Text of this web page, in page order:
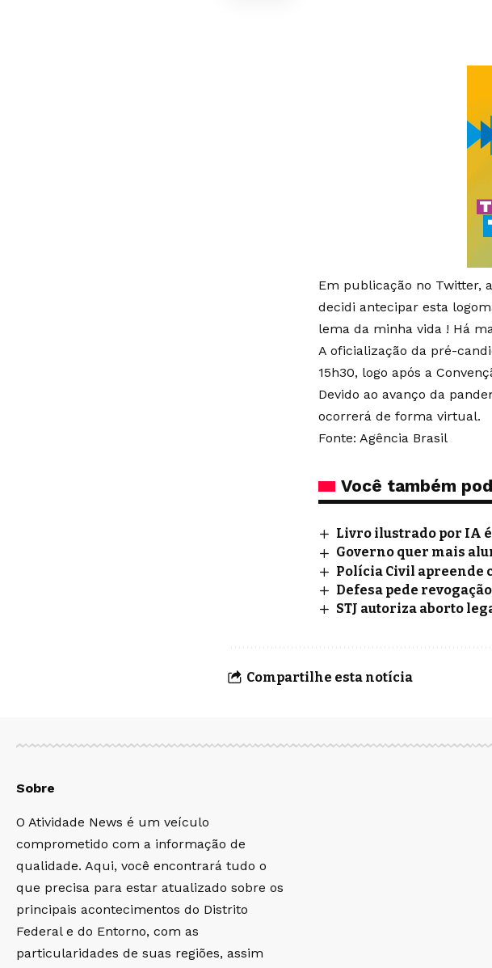
Em publicação no Twitter,
decidi antecipar esta
lema da minha vida ! Há
A oficialização da pré-
15h30, logo após a
Devido ao avanço da
ocorrerá de forma virtual.
Fonte: Agência Brasil
Você também
Livro ilustrado por IA
Governo quer mais
Polícia Civil apreende
Defesa pede
STJ autoriza aborto
Compartilhe esta notícia
Sobre
O Atividade News é um veículo
comprometido com a informação de
qualidade. Aqui, você encontrará tudo o
que precisa para estar atualizado sobre os
principais acontecimentos do Distrito
Federal e do Entorno, com as
particularidades de suas regiões, assim